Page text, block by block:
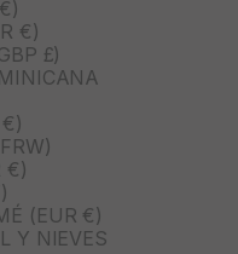
€)
£)
€)
(EUR €)
Y NIEVES